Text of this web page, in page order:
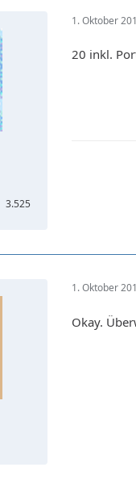
3.525
1. Oktober
20 inkl.
1. Oktober
Okay.